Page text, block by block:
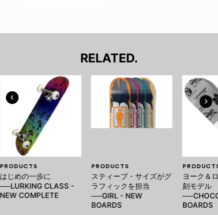
RELATED.
PRODUCTS
はじめの一歩に
──LURKING CLASS -
NEW COMPLETE
PRODUCTS
スティーブ・サイズがグ
ラフィックを担当
──GIRL - NEW
BOARDS
ヨーク＆
刻モデル
BOARDS